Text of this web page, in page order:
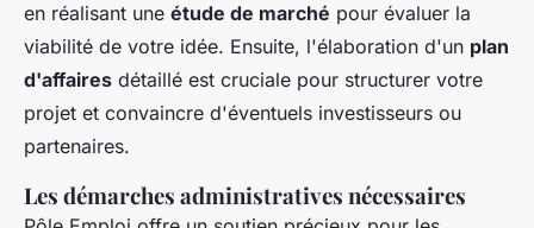
en réalisant une étude de marché pour évaluer la
viabilité de votre idée. Ensuite, l'élaboration d'un plan
d'affaires détaillé est cruciale pour structurer votre
projet et convaincre d'éventuels investisseurs ou
partenaires.
Les démarches administratives nécessaires